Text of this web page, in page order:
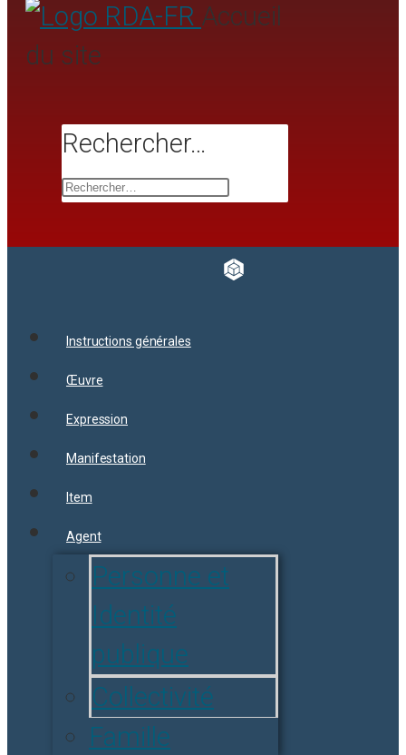
Accueil
du site
Rechercher…
Instructions générales
Œuvre
Expression
Manifestation
Item
Agent
Personne et
Identité
publique
Collectivité
Famille